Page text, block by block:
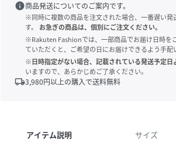
info商品発送についてのご案内です。
※同時に複数の商品を注文された場合、一番遅い発
す。
お急ぎの商品は、個別にご注文ください。
※Rakuten Fashionでは、一部商品でお届け日時を
ていただくと、ご希望の日にお届けできるよう手配
※日時指定がない場合、記載されている発送予定日
いますので、あらかじめご了承ください。
local_shipping3,980円以上の購入で送料無料
アイテム説明 サイズ